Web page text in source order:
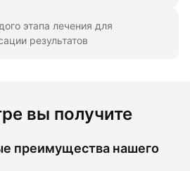
этапа лечения для
результатов
вы получите
преимущества нашего